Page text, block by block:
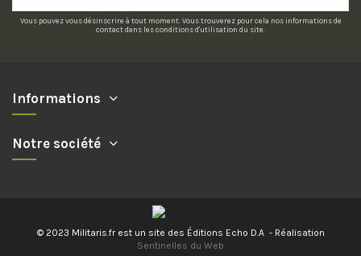
Vous pouvez vous désinscrire à tout moment. Vous trouverez pour cela nos informations de
contact dans les conditions d'utilisation du site.
Informations
Notre société
© 2023 Militaris.fr est un site des Éditions Echo D.A - Réalisation
Sentinelles du Web